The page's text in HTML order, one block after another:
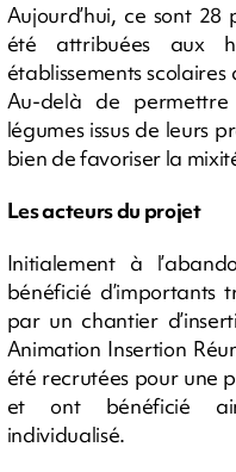
Aujourd’hui, ce sont
été attribuées aux
établissements
Au-delà de
légumes issus de leurs
bien de favoriser la
Les acteurs du projet
Initialement à
bénéficié d’importants
par un chantier
Animation Insertion
été recrutées pour une
et ont bénéficié
individualisé.